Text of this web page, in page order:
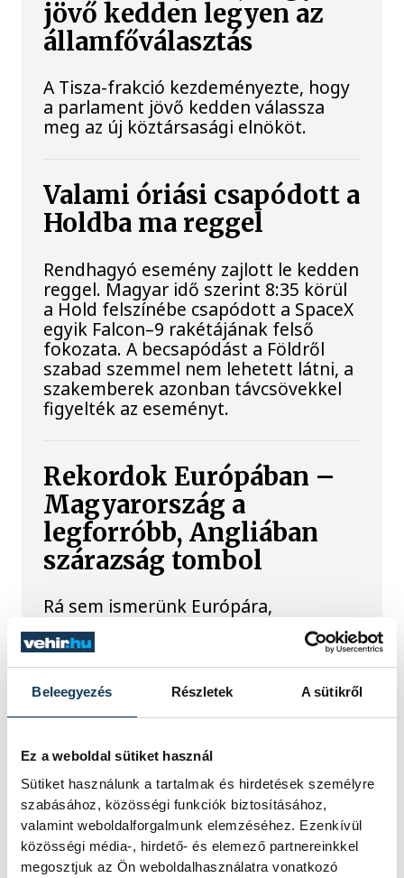
Beleegyezés Részletek A sütikről
Ez a weboldal sütiket használ
Sütiket használunk a tartalmak és hirdetések személyre
szabásához, közösségi funkciók biztosításához,
valamint weboldalforgalmunk elemzéséhez. Ezenkívül
közösségi média-, hirdető- és elemező partnereinkkel
megosztjuk az Ön weboldalhasználatra vonatkozó
jövő kedden legyen az
államfőválasztás
A Tisza-frakció kezdeményezte, hogy
a parlament jövő kedden válassza
meg az új köztársasági elnököt.
Valami óriási csapódott a
Holdba ma reggel
Rendhagyó esemény zajlott le kedden
reggel. Magyar idő szerint 8:35 körül
a Hold felszínébe csapódott a SpaceX
egyik Falcon–9 rakétájának felső
fokozata. A becsapódást a Földről
szabad szemmel nem lehetett látni, a
szakemberek azonban távcsövekkel
figyelték az eseményt.
Rekordok Európában –
Magyarország a
legforróbb, Angliában
szárazság tombol
Rá sem ismerünk Európára,
kontinensszerte rekordokat dönt a
hőség. Magyarország a legforróbb
országok közé került, miközben az
Egyesült Királyságban olyan száraz
júliust mértek, amilyenre 155 éve nem
volt példa.
A múltban és ma is rossz
hírt hoz a dunai Ínség-
szikla